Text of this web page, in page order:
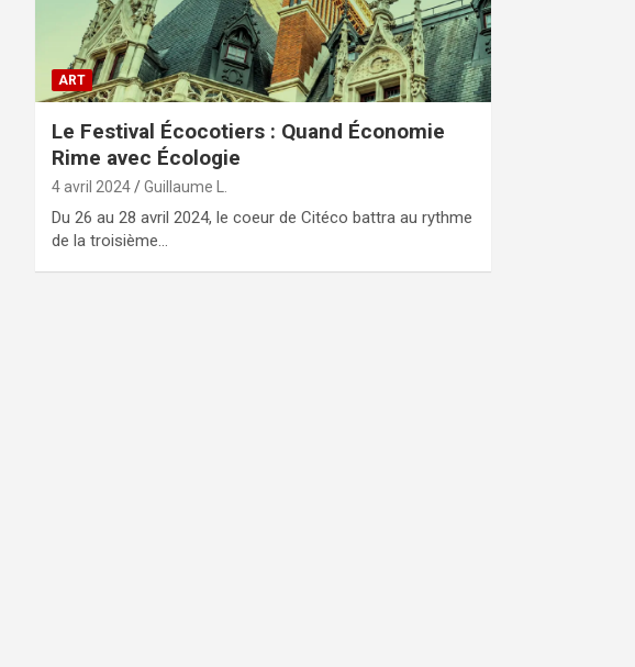
ART
Le Festival Écocotiers : Quand Économie
Rime avec Écologie
4 avril 2024 Guillaume L.
Du 26 au 28 avril 2024, le coeur de Citéco battra au rythme
de la troisième…